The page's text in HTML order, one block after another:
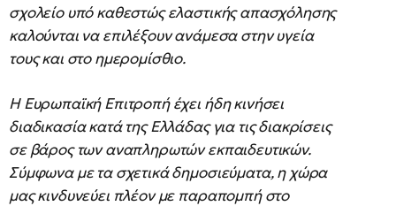
σχολείο υπό καθεστώς ελαστικής απασχόλησης
καλούνται να επιλέξουν ανάμεσα στην υγεία
τους και στο ημερομίσθιο.
Η Ευρωπαϊκή Επιτροπή έχει ήδη κινήσει
διαδικασία κατά της Ελλάδας για τις διακρίσεις
σε βάρος των αναπληρωτών εκπαιδευτικών.
Σύμφωνα με τα σχετικά δημοσιεύματα, η χώρα
μας κινδυνεύει πλέον με παραπομπή στο